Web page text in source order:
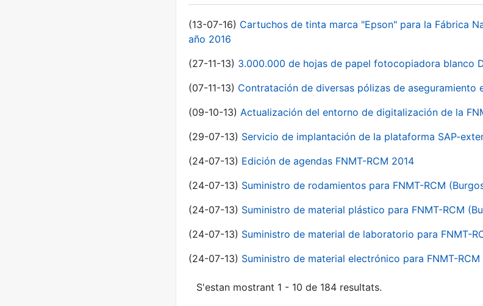
(13-07-16) Cartuchos de tinta marca "Epson" para la Fábrica
año 2016
(27-11-13) 3.000.000 de hojas de papel fotocopiadora blanco
(07-11-13) Contratación de diversas pólizas de aseguramiento
(09-10-13) Actualización del entorno de digitalización de la
(29-07-13) Servicio de implantación de la plataforma SAP-
(24-07-13) Edición de agendas FNMT-RCM 2014
(24-07-13) Suministro de rodamientos para FNMT-RCM
(24-07-13) Suministro de material plástico para FNMT-RCM
(24-07-13) Suministro de material de laboratorio para FNMT-
(24-07-13) Suministro de material electrónico para FNMT-RCM
S'estan mostrant 1 - 10 de 184 resultats.